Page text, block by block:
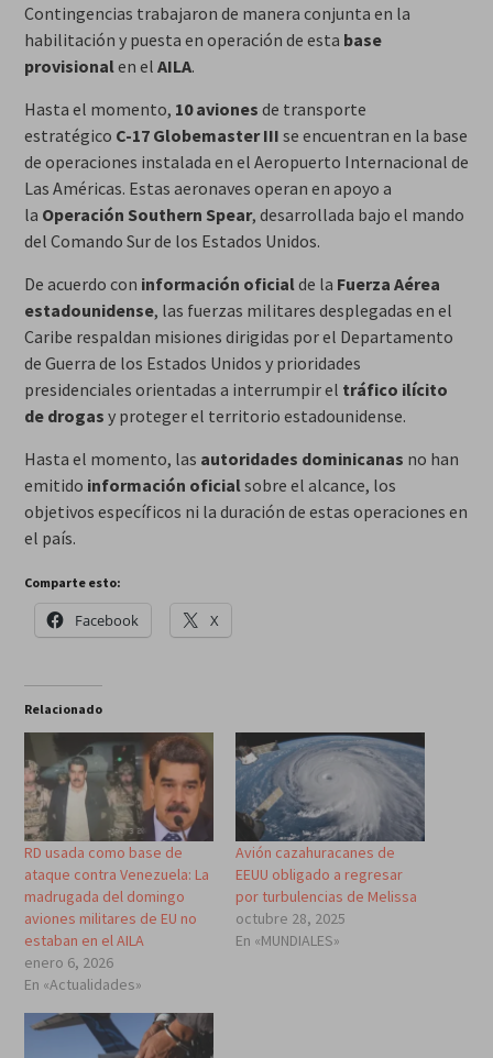
Contingencias trabajaron de manera conjunta en la
habilitación y puesta en operación de esta base
provisionalen el AILA.
Hasta el momento, 10 aviones de transporte
estratégico C-17 Globemaster III se encuentran en la base
de operaciones instalada en el Aeropuerto Internacional de
Las Américas. Estas aeronaves operan en apoyo a
la Operación Southern Spear, desarrollada bajo el mando
del Comando Sur de los Estados Unidos.
De acuerdo con información oficialde la Fuerza Aérea
estadounidense, las fuerzas militares desplegadas en el
Caribe respaldan misiones dirigidas por el Departamento
de Guerra de los Estados Unidos y prioridades
presidenciales orientadas a interrumpir el tráfico ilícito
de drogas y proteger el territorio estadounidense.
Hasta el momento, las autoridades dominicanas no han
emitido información oficialsobre el alcance, los
objetivos específicos ni la duración de estas operaciones en
el país.
Comparte esto:
Facebook X
Relacionado
RD usada como base de
ataque contra Venezuela: La
madrugada del domingo
aviones militares de EU no
estaban en el AILA
enero 6, 2026
En «Actualidades»
Avión cazahuracanes de
EEUU obligado a regresar
por turbulencias de Melissa
octubre 28, 2025
En «MUNDIALES»